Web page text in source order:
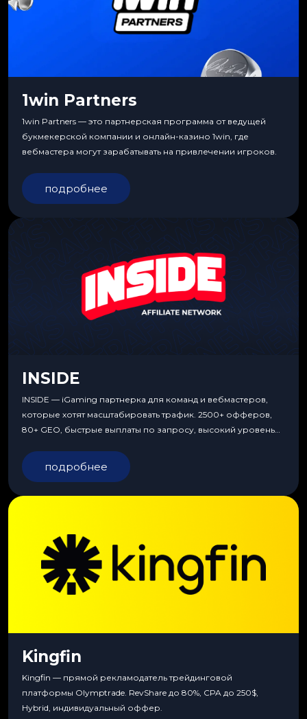
1win Partners
1win Partners — это партнерская программа от ведущей
букмекерской компании и онлайн-казино 1win, где
вебмастера могут зарабатывать на привлечении игроков.
подробнее
INSIDE
INSIDE — iGaming партнерка для команд и вебмастеров,
которые хотят масштабировать трафик. 2500+ офферов,
80+ GEO, быстрые выплаты по запросу, высокий уровень
подробнее
Kingfin
Kingfin — прямой рекламодатель трейдинговой
платформы Olymptrade. RevShare до 80%, CPA до 250$,
Hybrid, индивидуальный оффер.